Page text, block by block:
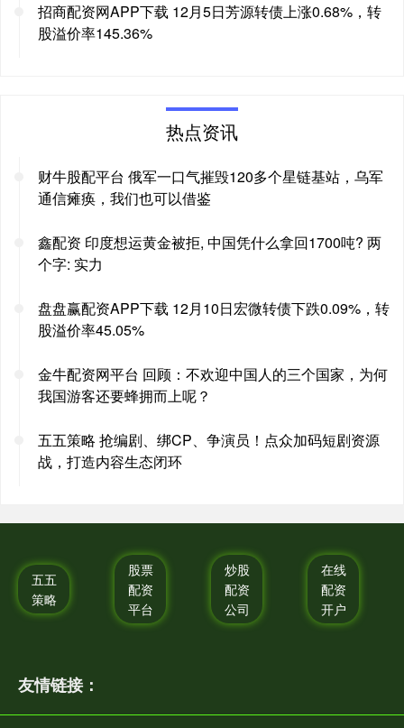
招商配资网APP下载 12月5日芳源转债上涨0.68%，转
股溢价率145.36%
热点资讯
财牛股配平台 俄军一口气摧毁120多个星链基站，乌军
通信瘫痪，我们也可以借鉴
鑫配资 印度想运黄金被拒, 中国凭什么拿回1700吨? 两
个字: 实力
盘盘赢配资APP下载 12月10日宏微转债下跌0.09%，转
股溢价率45.05%
金牛配资网平台 回顾：不欢迎中国人的三个国家，为何
我国游客还要蜂拥而上呢？
五五策略 抢编剧、绑CP、争演员！点众加码短剧资源
战，打造内容生态闭环
五五
策略
股票
配资
平台
炒股
配资
公司
在线
配资
开户
友情链接：